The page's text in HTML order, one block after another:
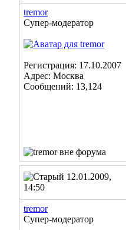
tremor
Супер-модератор
Регистрация: 17.10.2007
Адрес: Москва
Сообщений: 13,124
12.01.2009,
14:50
tremor
Супер-модератор